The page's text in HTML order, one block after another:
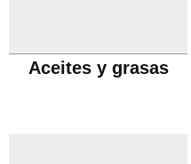
Aceites y grasas